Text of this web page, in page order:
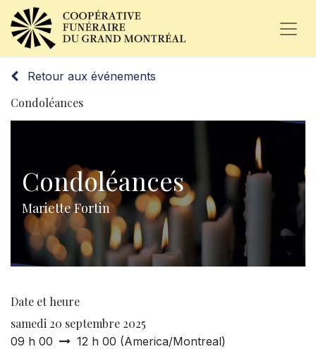
Retour aux événements
Condoléances
Condoléances
Mariette Fortin
Date et heure
samedi 20 septembre 2025
09 h 00 12 h 00 (America/Montreal)